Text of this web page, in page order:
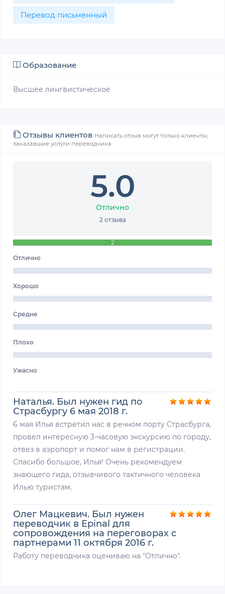
Перевод письменный
Образование
Высшее лингвистическое
Отзывы клиентов Написать отзыв могут только клиенты,
заказавшие услуги переводчика
5.0
Отлично
2 отзыва
2
Отлично
Хорошо
Средне
Плохо
Ужасно
Наталья. Был нужен гид по
Страсбургу 6 мая 2018 г.
6 мая Илья встретил нас в речном порту Страсбурга,
провел интересную 3-часовую экскурсию по городу,
отвез в аэропорт и помог нам в регистрации.
Спасибо большое, Илья! Очень рекомендуем
знающего гида, отзывчивого тактичного человека
Илью туристам.
Олег Мацкевич. Был нужен
переводчик в Epinal для
сопровождения на переговорах с
партнерами 11 октября 2016 г.
Работу переводчика оцениваю на "Отлично".